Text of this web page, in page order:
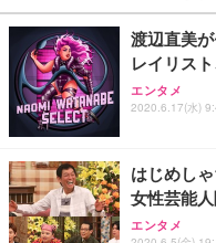
渡辺直美
レイリス
エンタメ
2020.6.17(水)
はじめし
女性芸能
エンタメ